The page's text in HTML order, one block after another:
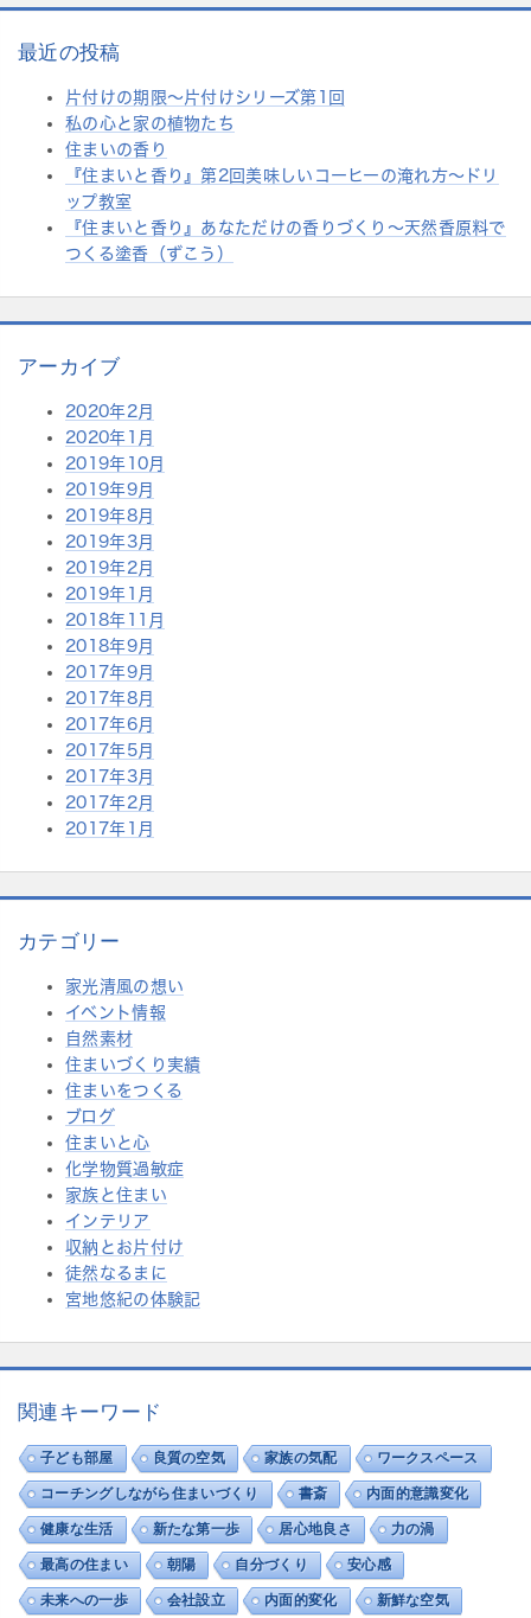
h
最近の投稿
片付けの期限〜片付けシリーズ第1回
私の心と家の植物たち
住まいの香り
『住まいと香り』第2回美味しいコーヒーの淹れ方～ドリ
ップ教室
『住まいと香り』あなただけの香りづくり～天然香原料で
つくる塗香（ずこう）
アーカイブ
2020年2月
2020年1月
2019年10月
2019年9月
2019年8月
2019年3月
2019年2月
2019年1月
2018年11月
2018年9月
2017年9月
2017年8月
2017年6月
2017年5月
2017年3月
2017年2月
2017年1月
カテゴリー
家光清風の想い
イベント情報
自然素材
住まいづくり実績
住まいをつくる
ブログ
住まいと心
化学物質過敏症
家族と住まい
インテリア
収納とお片付け
徒然なるまに
宮地悠紀の体験記
関連キーワード
子ども部屋 良質の空気 家族の気配 ワークスペース
コーチングしながら住まいづくり 書斎 内面的意識変化
健康な生活 新たな第一歩 居心地良さ 力の渦
最高の住まい 朝陽 自分づくり 安心感
未来への一歩 会社設立 内面的変化 新鮮な空気